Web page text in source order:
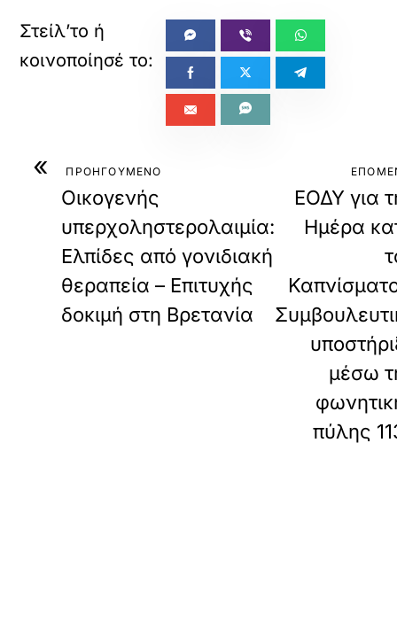
« ΠΡΟΗΓΟΥΜΕΝΟ
Οικογενής
υπερχοληστερολαιμία:
Ελπίδες από γονιδιακή
θεραπεία – Επιτυχής
δοκιμή στη Βρετανία
ΕΟΔΥ για
Ημέρα
μέσω
πύλης